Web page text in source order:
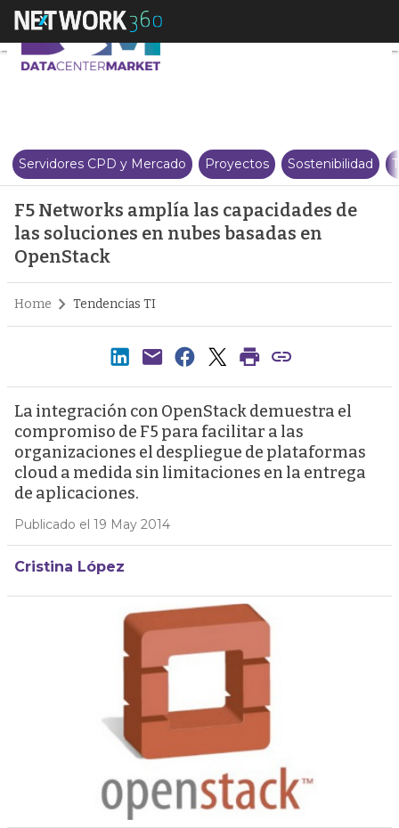
F5 Networks amplía las
Servidores CPD y Mercado Proyectos Sostenibilidad
F5 Networks amplía las capacidades de
las soluciones en nubes basadas en
OpenStack
Home Tendencias TI
La integración con OpenStack demuestra el
compromiso de F5 para facilitar a las
organizaciones el despliegue de plataformas
cloud a medida sin limitaciones en la entrega
de aplicaciones.
Publicado el 19 May 2014
Cristina López